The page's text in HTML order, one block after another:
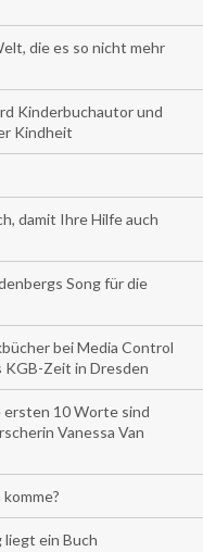
die es so nicht mehr
Kinderbuchautor und
Kindheit
damit Ihre Hilfe auch
Song für die
bei Media Control
Zeit in Dresden
ersten 10 Worte sind
Vanessa Van
liegt ein Buch